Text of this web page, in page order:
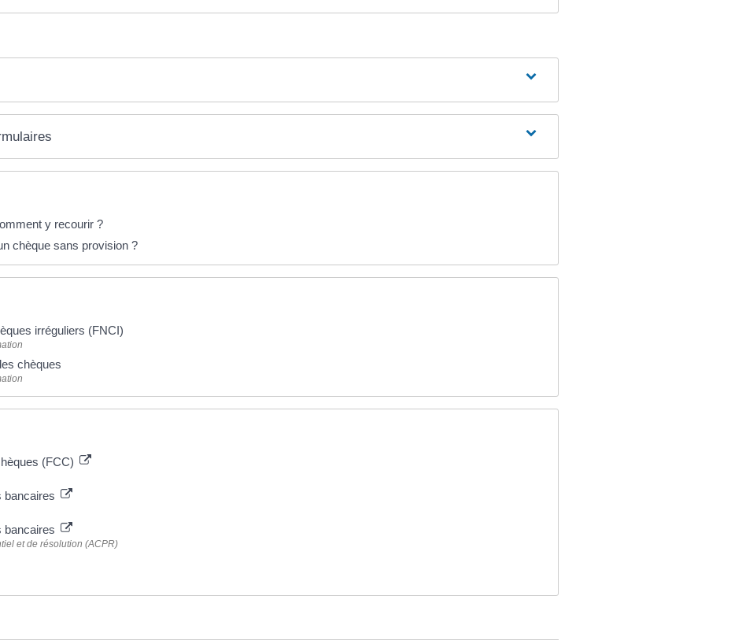
y recourir ?
chèque sans provision ?
irréguliers (FNCI)
chèques
(FCC)
bancaires
bancaires
et de résolution (ACPR)